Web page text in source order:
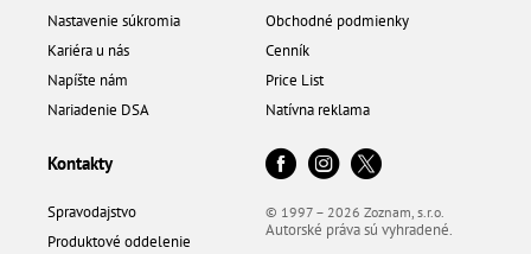
Nastavenie súkromia
Kariéra u nás
Napíšte nám
Nariadenie DSA
Obchodné podmienky
Cenník
Price List
Natívna reklama
Kontakty
Spravodajstvo
Produktové oddelenie
© 1997 – 2026 Zoznam, s.r.o.
Autorské práva sú vyhradené.